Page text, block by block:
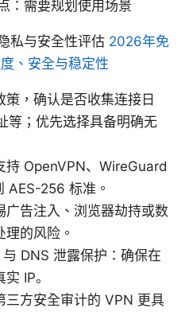
：需要规划使用场景
私与安全性评估 2026年免
、安全与稳定性
策，确认是否收集连接日
等；优先选择具备明确无
持 OpenVPN、WireGuard
AES-256 标准。
广告注入、浏览器劫持或数
的风险。
DNS 泄露保护：确保在
IP。
三方安全审计的 VPN 更具